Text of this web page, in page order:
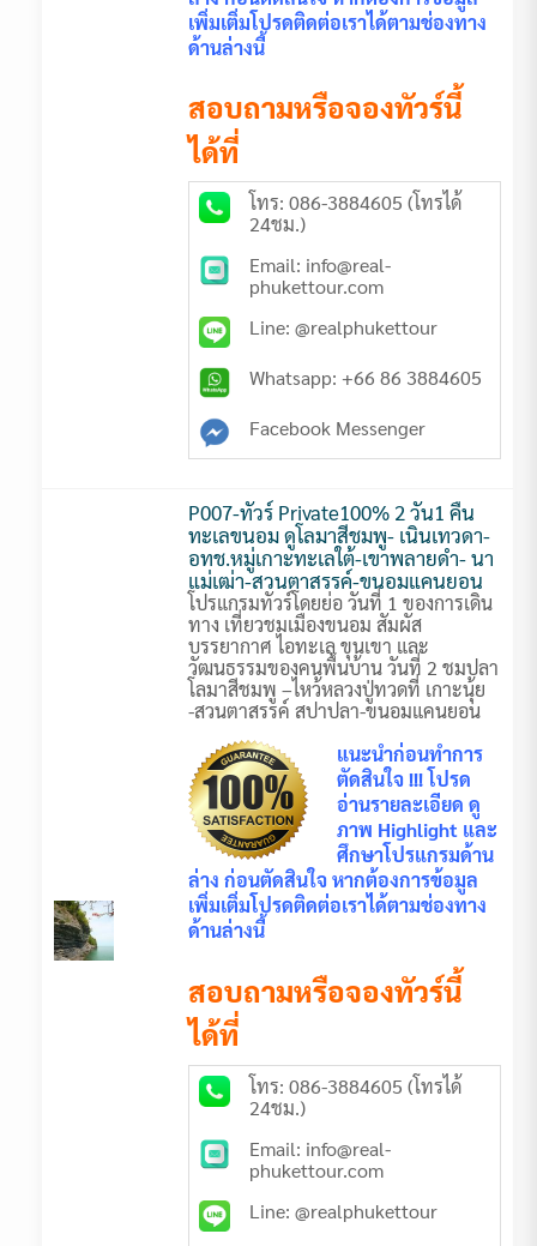
เพิ่มเติ่มโปรดติดต่อเราได้ตามช่องทาง
ด้านล่างนี้
สอบถามหรือจองทัวร์นี้
ได้ที่
โทร: 086-3884605 (โทรได้
24ชม.)
Email: info@real-
phukettour.com
Line: @realphukettour
Whatsapp: +66 86 3884605
Facebook Messenger
P007-ทัวร์ Private100% 2 วัน1 คืน
ทะเลขนอม ดูโลมาสีชมพู- เนินเทวดา-
อทช.หมู่เกาะทะเลใต้-เขาพลายดำ- นา
แม่เฒ่า-สวนตาสรรค์-ขนอมแคนยอน
โปรแกรมทัวร์โดยย่อ วันที่ 1 ของการเดิน
ทาง เที่ยวชมเมืองขนอม สัมผัส
บรรยากาศ ไอทะเล ขุนเขา และ
วัฒนธรรมของคนพื้นบ้าน วันที่ 2 ชมปลา
โลมาสีชมพู –ไหว้หลวงปู่ทวดที่ เกาะนุ้ย
-สวนตาสรรค์ สปาปลา-ขนอมแคนยอน
แนะนำก่อนทำการ
ตัดสินใจ !!! โปรด
อ่านรายละเอียด ดู
ภาพ Highlight และ
ศึกษาโปรแกรมด้าน
ล่าง ก่อนตัดสินใจ หากต้องการข้อมูล
เพิ่มเติ่มโปรดติดต่อเราได้ตามช่องทาง
ด้านล่างนี้
สอบถามหรือจองทัวร์นี้
ได้ที่
โทร: 086-3884605 (โทรได้
24ชม.)
Email: info@real-
phukettour.com
Line: @realphukettour